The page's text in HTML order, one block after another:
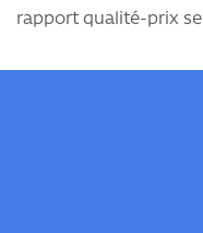
rapport qualité-prix